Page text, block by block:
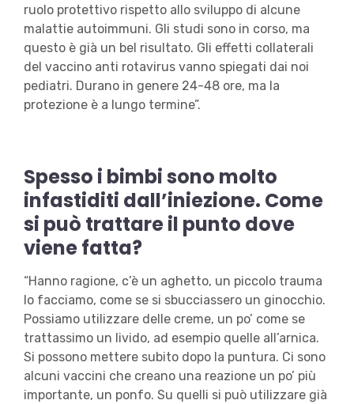
ruolo protettivo rispetto allo sviluppo di alcune
malattie autoimmuni. Gli studi sono in corso, ma
questo è già un bel risultato. Gli effetti collaterali
del vaccino anti rotavirus vanno spiegati dai noi
pediatri. Durano in genere 24-48 ore, ma la
protezione è a lungo termine”.
Spesso i bimbi sono molto
infastiditi dall’iniezione. Come
si può trattare il punto dove
viene fatta?
“Hanno ragione, c’è un aghetto, un piccolo trauma
lo facciamo, come se si sbucciassero un ginocchio.
Possiamo utilizzare delle creme, un po’ come se
trattassimo un livido, ad esempio quelle all’arnica.
Si possono mettere subito dopo la puntura. Ci sono
alcuni vaccini che creano una reazione un po’ più
importante, un ponfo. Su quelli si può utilizzare già